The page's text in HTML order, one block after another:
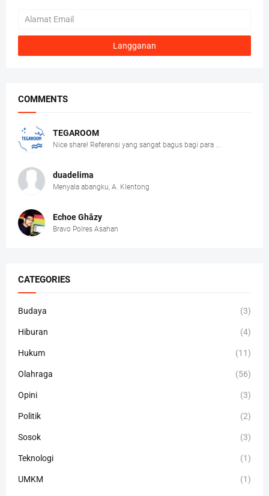
COMMENTS
TEGAROOM
Nice share! Referensi yang sangat bagus bagi para ...
duadelima
Menyala abangku, A. Klentong
Echoe Ghâzy
Bravo Polres Asahan
CATEGORIES
Budaya (3)
Hiburan (4)
Hukum (11)
Olahraga (56)
Opini (3)
Politik (2)
Sosok (3)
Teknologi (1)
UMKM (1)